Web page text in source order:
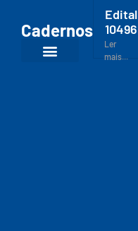
Cadernos
Edital
10496
Ler
mais...